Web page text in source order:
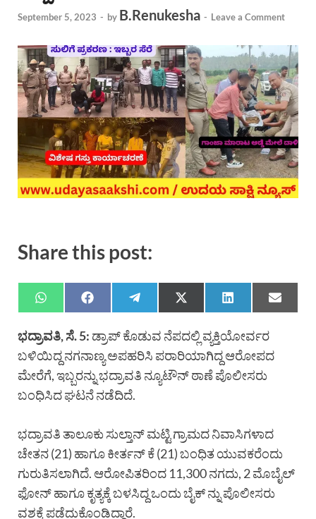
September 5, 2023 - by B.Renukesha - Leave a Comment
Share this post:
ಭದ್ರಾವತಿ, ಸೆ. 5: ಡ್ರಾಪ್ ಕೊಡುವ ನೆಪದಲ್ಲಿ ವ್ಯಕ್ತಿಯೋರ್ವರ
ಬಳಿಯಿದ್ದ ನಗನಾಣ್ಯ ಅಪಹರಿಸಿ ಪರಾರಿಯಾಗಿದ್ದ ಆರೋಪದ
ಮೇರೆಗೆ, ಇಬ್ಬರನ್ನು ಭದ್ರಾವತಿ ನ್ಯೂಟೌನ್ ಠಾಣೆ ಪೊಲೀಸರು
ಬಂಧಿಸಿದ ಘಟನೆ ನಡೆದಿದೆ.
ಭದ್ರಾವತಿ ತಾಲೂಕು ಸುಲ್ತಾನ್ ಮಟ್ಟಿ ಗ್ರಾಮದ ನಿವಾಸಿಗಳಾದ
ಚೇತನ (21) ಹಾಗೂ ಕೀರ್ತನ್ ಕೆ (21) ಬಂಧಿತ ಯುವಕರೆಂದು
ಗುರುತಿಸಲಾಗಿದೆ. ಆರೋಪಿತರಿಂದ 11,300 ನಗದು, 2 ಮೊಬೈಲ್
ಫೋನ್ ಹಾಗೂ ಕೃತ್ಯಕ್ಕೆ ಬಳಸಿದ್ದ ಒಂದು ಬೈಕ್ ನ್ನು ಪೊಲೀಸರು
ವಶಕ್ಕೆ ಪಡೆದುಕೊಂಡಿದ್ದಾರೆ.